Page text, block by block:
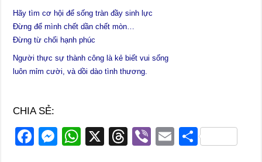
Hãy tìm cơ hội để sống tràn đầy sinh lực
Đừng để mình chết dần chết mòn…
Đừng từ chối hạnh phúc
Người thực sự thành công là kẻ biết vui sống
luôn mỉm cười, và dồi dào tình thương.
CHIA SẺ:
F
M
W
X
T
Vi
E S